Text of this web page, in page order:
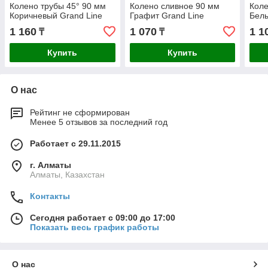
Колено трубы 45° 90 мм
Коричневый Grand Line
1 160 ₸
Купить
Колено сливное 90 мм
Графит Grand Line
1 070₸
Купить
1
О нас
Рейтинг не сформирован
Менее 5 отзывов за последний год
Работает с 29.11.2015
г. Алматы
Алматы, Казахстан
Контакты
Сегодня работает с 09:00 до 17:00
Показать весь график работы
О нас